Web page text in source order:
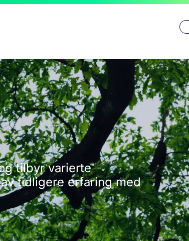
tilbyr varierte
tidligere erfaring med